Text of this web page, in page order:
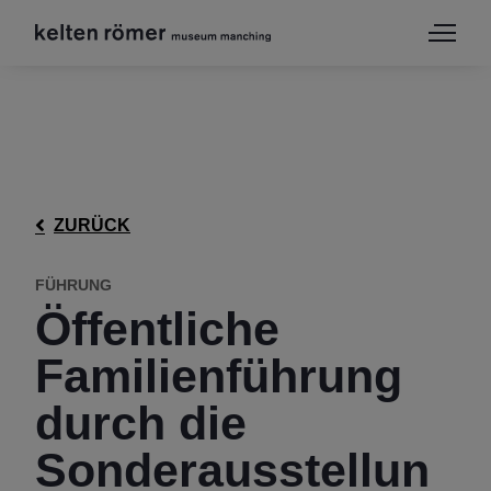
ZURÜCK
FÜHRUNG
Öffentliche
Familienführung
durch die
Sonderausstellun